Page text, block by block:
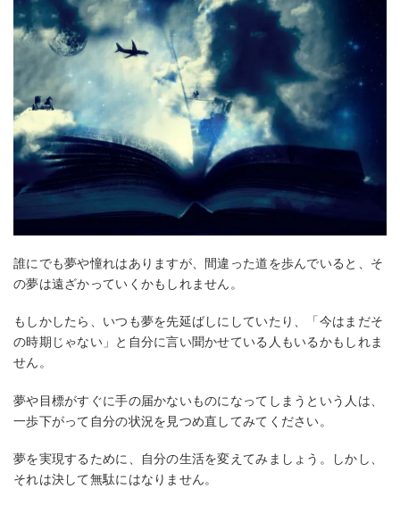
誰にでも夢や憧れはありますが、間違った道を歩んでいると、そ
の夢は遠ざかっていくかもしれません。
もしかしたら、いつも夢を先延ばしにしていたり、「今はまだそ
の時期じゃない」と自分に言い聞かせている人もいるかもしれま
せん。
夢や目標がすぐに手の届かないものになってしまうという人は、
一歩下がって自分の状況を見つめ直してみてください。
夢を実現するために、自分の生活を変えてみましょう。しかし、
それは決して無駄にはなりません。